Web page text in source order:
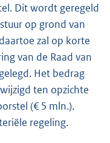
Dit wordt geregeld
op grond van
zal op korte
van de Raad van
Het bedrag
ten opzichte
(€ 5 mln.).
regeling.